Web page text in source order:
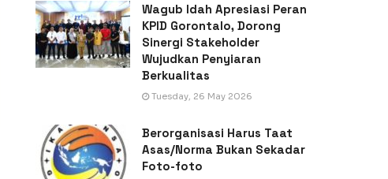
Wagub Idah Apresiasi Peran
KPID Gorontalo, Dorong
Sinergi Stakeholder
Wujudkan Penyiaran
Berkualitas
Tuesday, 26 May 2026
Berorganisasi Harus Taat
Asas/Norma Bukan Sekadar
Foto-foto